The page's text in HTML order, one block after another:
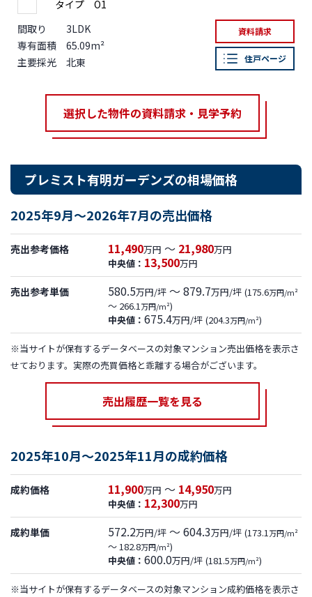
タイプ O1
間取り
3LDK
専有面積
65.09m²
主要採光
北東
資料請求
住戸ページ
選択した物件の資料請求・見学予約
プレミスト有明ガーデンズの相場価格
2025年9月～2026年7月の売出価格
売出参考価格 11,490万円 ～ 21,980万円
中央値： 13,500万円
売出参考単価 580.5万円/坪 ～ 879.7万円/坪 (175.6万円/m²
～ 266.1万円/m²)
中央値： 675.4万円/坪 (204.3万円/m²)
※当サイトが保有するデータベースの対象マンション売出価格を表示さ
せております。実際の売買価格と乖離する場合がございます。
売出履歴一覧を見る
2025年10月～2025年11月の成約価格
成約価格 11,900万円 ～ 14,950万円
中央値： 12,300万円
成約単価 572.2万円/坪 ～ 604.3万円/坪 (173.1万円/m²
～ 182.8万円/m²)
中央値： 600.0万円/坪 (181.5万円/m²)
※当サイトが保有するデータベースの対象マンション成約価格を表示さ